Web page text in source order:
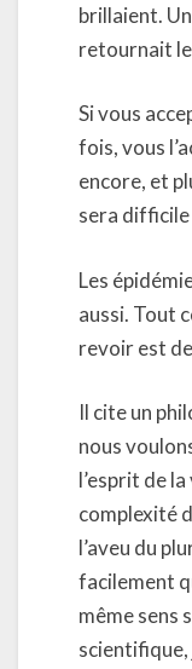
brillaient.
retournait
Si vous
fois, vous
encore, et
sera difficile
Les
aussi. Tout
revoir est
Il cite un
nous
l’esprit de
complexité
l’aveu du
facilement
même sens